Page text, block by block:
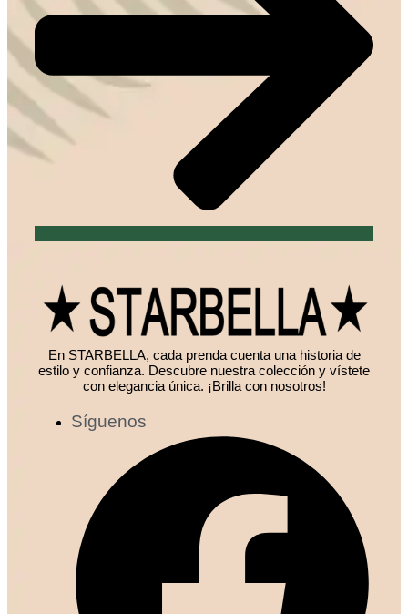
En STARBELLA, cada prenda cuenta una historia de
estilo y confianza. Descubre nuestra colección y vístete
con elegancia única. ¡Brilla con nosotros!
Síguenos